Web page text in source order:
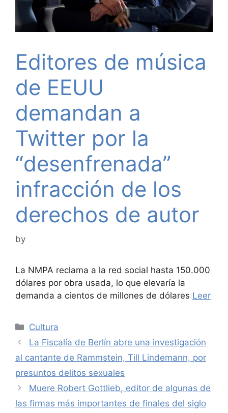
Editores de música
de EEUU
demandan a
Twitter por la
“desenfrenada”
infracción de los
derechos de autor
by
La NMPA reclama a la red social hasta 150.000
dólares por obra usada, lo que elevaría la
demanda a cientos de millones de dólares Leer
Categories
Cultura
La Fiscalía de Berlín abre una investigación
al cantante de Rammstein, Till Lindemann, por
presuntos delitos sexuales
Muere Robert Gottlieb, editor de algunas de
las firmas más importantes de finales del siglo